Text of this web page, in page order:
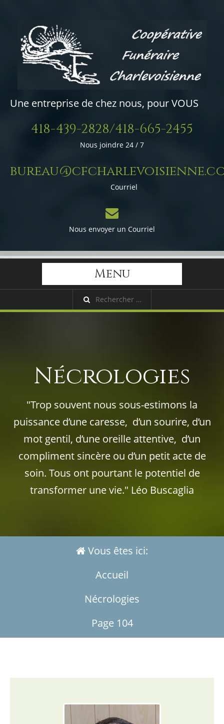
Une entreprise de chez nous, pour VOUS
418-439-2828/418-665-2455
Nous joindre 24 / 7
Courriel
Nous envoyer un Courriel
Menu
Nécrologies
"Trop souvent nous sous-estimons la
puissance d’une caresse, d’un sourire, d’un
mot gentil, d’une oreille attentive, d’un
compliment sincère ou d’un petit acte de
soin. Tous ont pourtant le potentiel de
transformer une vie." Léo Buscaglia
Vous êtes ici:
Accueil
Nécrologies
Page 104